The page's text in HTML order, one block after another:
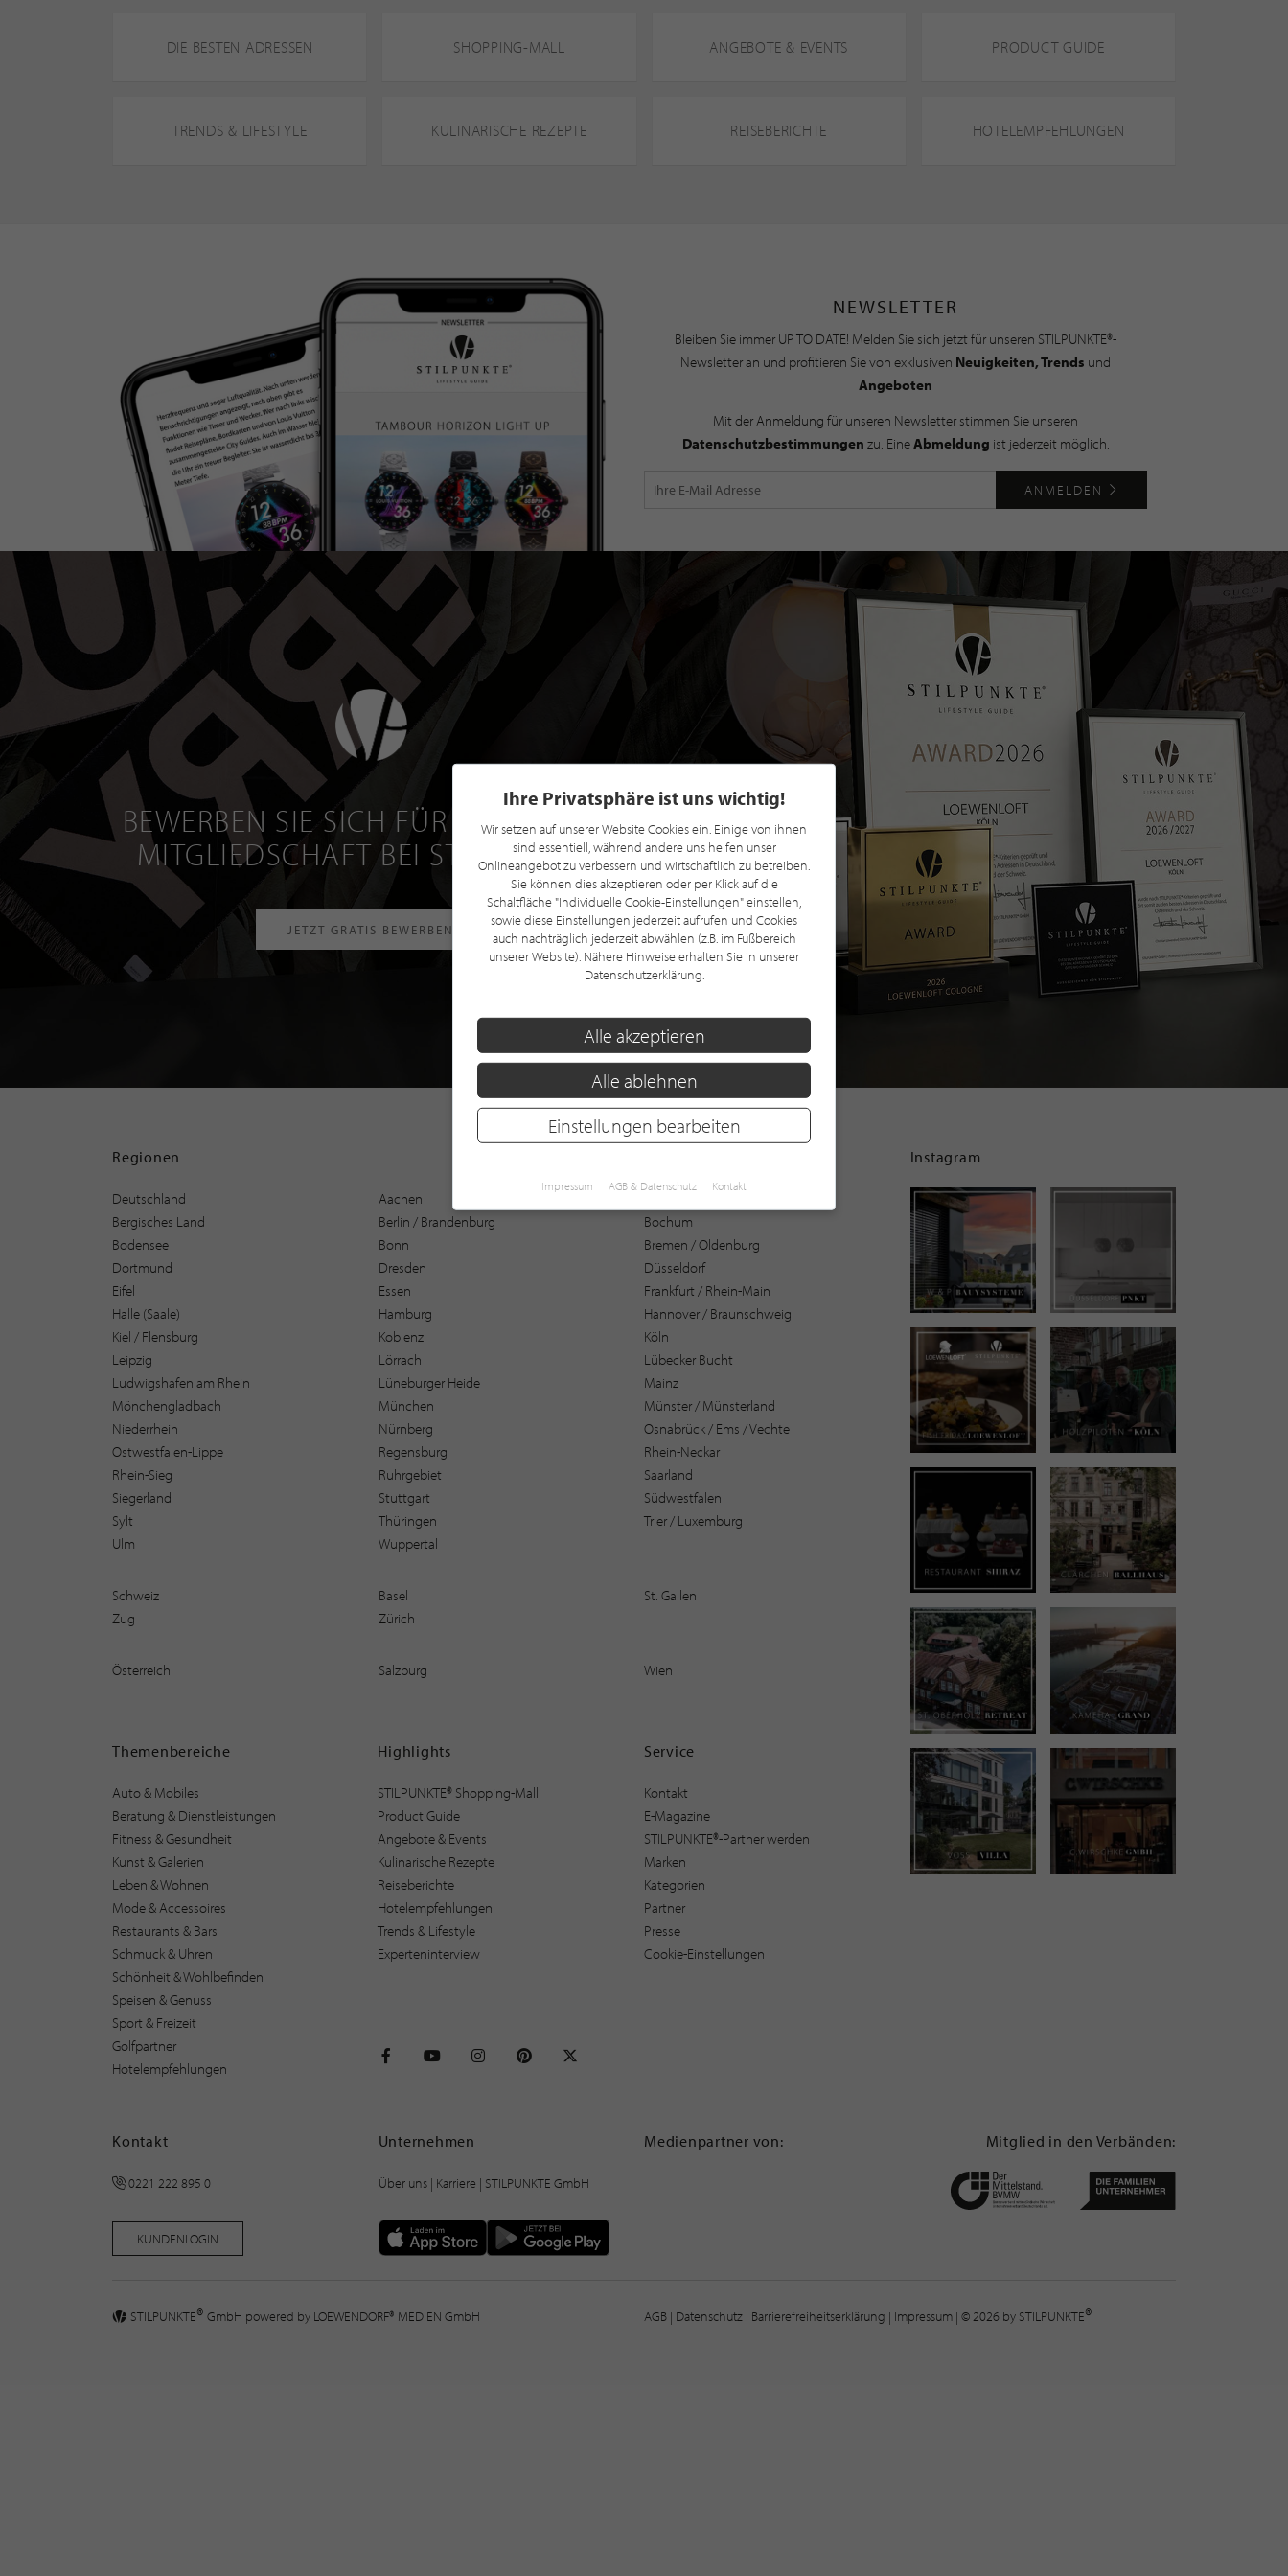
DIE BESTEN ADRESSEN SHOPPING-MALL ANGEBOTE & EVENTS PRODUCT GUIDE
TRENDS & LIFESTYLE KULINARISCHE REZEPTE REISEBERICHTE HOTELEMPFEHLUNGEN
NEWSLETTER
Bleiben Sie immer UP TO DATE! Melden Sie sich jetzt für unseren STILPUNKTE®-
Newsletter an und profitieren Sie von exklusiven Neuigkeiten, Trends und
Angeboten
Mit der Anmeldung für unseren Newsletter stimmen Sie unseren
Datenschutzbestimmungen zu. EineAbmeldung ist jederzeit möglich.
ANMELDEN
BEWERBEN SIE SICH FÜR EINE GRATIS
MITGLIEDSCHAFT BEI STILPUNKTE®
JETZT GRATIS BEWERBEN
Regionen
Deutschland Aachen
Bergisches Land
Berlin / Brandenburg
Bochum
Bodensee
Bonn
Bremen / Oldenburg
Dortmund
Dresden
Düsseldorf
Eifel
Essen
Frankfurt / Rhein-Main
Halle (Saale)
Hamburg
Hannover / Braunschweig
Kiel / Flensburg
Koblenz
Köln
Leipzig
Lörrach
Lübecker Bucht
Ludwigshafen am Rhein
Lüneburger Heide
Mainz
Mönchengladbach
München
Münster / Münsterland
Niederrhein
Nürnberg
Osnabrück / Ems / Vechte
Ostwestfalen-Lippe
Regensburg
Rhein-Neckar
Rhein-Sieg
Ruhrgebiet
Saarland
Siegerland
Stuttgart
Südwestfalen
Sylt
Thüringen
Trier / Luxemburg
Ulm
Wuppertal
Schweiz Basel
St. Gallen
Zug
Zürich
Österreich Salzburg Wien
Themenbereiche
Auto & Mobiles
Beratung & Dienstleistungen
Fitness & Gesundheit
Kunst & Galerien
Leben & Wohnen
Mode & Accessoires
Restaurants & Bars
Schmuck & Uhren
Schönheit & Wohlbefinden
Speisen & Genuss
Sport & Freizeit
Golfpartner
Hotelempfehlungen
Highlights
STILPUNKTE® Shopping-Mall
Product Guide
Angebote & Events
Kulinarische Rezepte
Reiseberichte
Hotelempfehlungen
Trends & Lifestyle
Experteninterview
Service
Kontakt
E-Magazine
STILPUNKTE®-Partner werden
Marken
Kategorien
Partner
Presse
Cookie-Einstellungen
Instagram
Kontakt
0221 222 895 0
KUNDENLOGIN
Unternehmen
Über uns| Karriere | STILPUNKTE GmbH
Medienpartner von: Mitglied in den Verbänden:
STILPUNKTE® GmbH powered by LOEWENDORF® MEDIEN GmbH AGB | Datenschutz | Barrierefreiheitserklärung | Impressum | © 2026 by STILPUNKTE®
Ihre Privatsphäre ist uns wichtig!
Wir setzen auf unserer Website Cookies ein. Einige von ihnen
sind essentiell, während andere uns helfen unser
Onlineangebot zu verbessern und wirtschaftlich zu betreiben.
Sie können dies akzeptieren oder per Klick auf die
Schaltfläche "Individuelle Cookie-Einstellungen" einstellen,
sowie diese Einstellungen jederzeit aufrufen und Cookies
auch nachträglich jederzeit abwählen (z.B. im Fußbereich
unserer Website). Nähere Hinweise erhalten Sie in unserer
Datenschutzerklärung.
Alle akzeptieren
Alle ablehnen
Einstellungen bearbeiten
Impressum AGB & Datenschutz Kontakt